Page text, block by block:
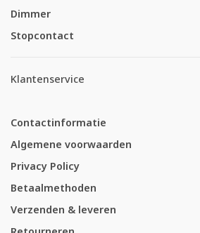
Dimmer
Stopcontact
Klantenservice
Contactinformatie
Algemene voorwaarden
Privacy Policy
Betaalmethoden
Verzenden & leveren